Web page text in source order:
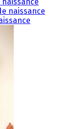
naissance